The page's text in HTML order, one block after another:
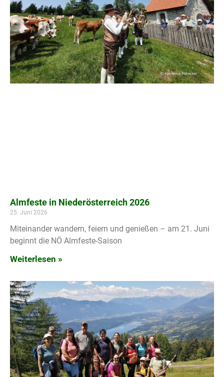
Almfeste in Niederösterreich 2026
25. Juni 2026
Miteinander wandern, feiern und genießen – am 21. Juni
beginnt die NÖ Almfeste-Saison
Weiterlesen »